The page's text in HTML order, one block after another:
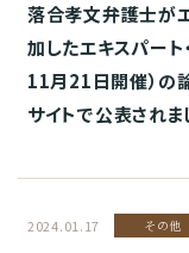
落合孝文弁護士が
加したエキスパー
11月21日開催）の
サイトで公表されま
2024.01.17 その他